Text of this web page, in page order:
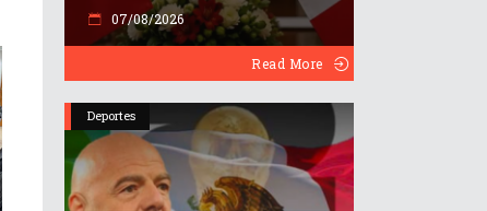
07/08/2026
Read More
Deportes